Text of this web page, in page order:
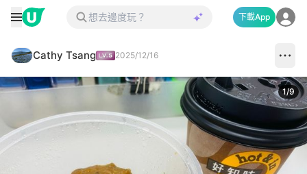
下載App
Cathy Tsang 2025/12/16
1/9